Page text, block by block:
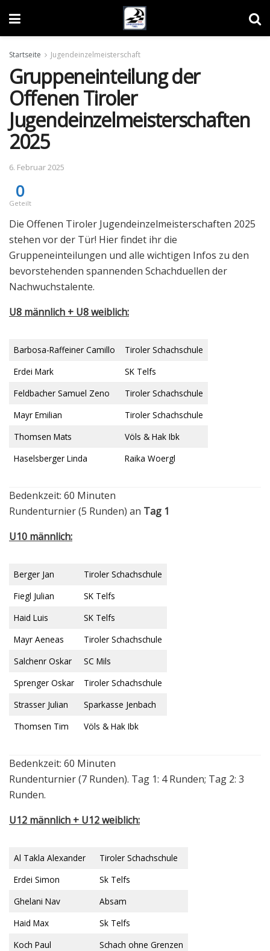
Startseite Jugendeinzelmeisterschaft
Gruppeneinteilung der
Offenen Tiroler
Jugendeinzelmeisterschaften
2025
6. Februar 2025
0
Geteilt
Die Offenen Tiroler Jugendeinzelmeisterschaften 2025
stehen vor der Tür! Hier findet ihr die
Gruppeneinteilungen und alle wichtigen Infos zu den
bevorstehenden spannenden Schachduellen der
Nachwuchstalente.
U8 männlich + U8 weiblich:
Barbosa-Raffeiner Camillo
Tiroler Schachschule
Erdei Mark
SK Telfs
Feldbacher Samuel Zeno
Tiroler Schachschule
Mayr Emilian
Tiroler Schachschule
Thomsen Mats
Völs & Hak Ibk
Haselsberger Linda
Raika Woergl
Bedenkzeit: 60 Minuten
Rundenturnier (5 Runden) an Tag 1
U10 männlich:
Berger Jan
Tiroler Schachschule
Fiegl Julian
SK Telfs
Haid Luis
SK Telfs
Mayr Aeneas
Tiroler Schachschule
Salchenr Oskar
SC Mils
Sprenger Oskar
Tiroler Schachschule
Strasser Julian
Sparkasse Jenbach
Thomsen Tim
Völs & Hak Ibk
Bedenkzeit: 60 Minuten
Rundenturnier (7 Runden). Tag 1: 4 Runden; Tag 2: 3
Runden.
U12 männlich + U12 weiblich:
Al Takla Alexander
Tiroler Schachschule
Erdei Simon
Sk Telfs
Ghelani Nav
Absam
Haid Max
Sk Telfs
Koch Paul
Schach ohne Grenzen